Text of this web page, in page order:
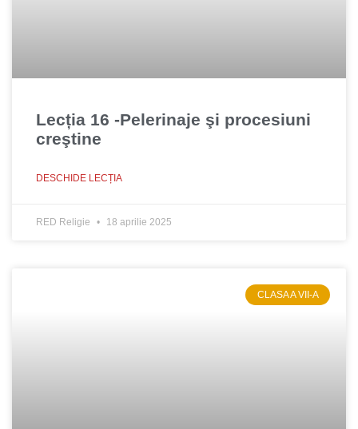
Lecția 16 -Pelerinaje şi procesiuni
creştine
DESCHIDE LECȚIA
RED Religie 18 aprilie 2025
CLASA A VII-A